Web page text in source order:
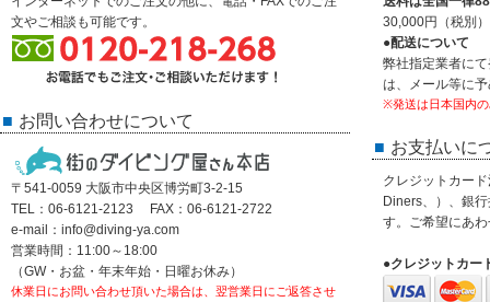
文やご相談も可能です。
お問い合わせについて
〒541-0059 大阪市中央区博労町3-2-15
TEL：06-6121-2123 FAX：06-6121-2722
e-mail：info@diving-ya.com
営業時間：11:00～18:00
（GW・お盆・年末年始・日曜お休み）
休業日にお問い合わせ頂いた場合は、翌営業日にご返答させ
30,000円（税別
●配送について
弊社指定業者に
は、メール等に
※発送は日本国内
お支払いに
クレジットカー
Diners、）、銀
す。ご希望にあ
●クレジットカー